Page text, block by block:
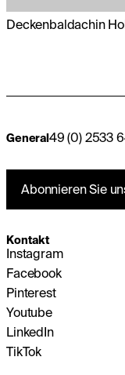
Deckenbaldachin
General49 (0) 2533
Abonnieren Sie
Kontakt
Instagram
Facebook
Pinterest
Youtube
LinkedIn
TikTok